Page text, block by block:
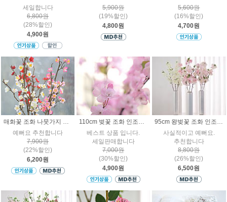
세일합니다
6,800원
(28%할인)
4,900원
5,900원
(19%할인)
4,800원
5,600원
(16%할인)
4,700원
매화꽃 조화 나뭇가지 인조나무 봄꽃 홈인테리어
예뻐요 추천합니다
7,900원
(22%할인)
6,200원
110cm 벚꽃 조화 인조나무가지
베스트 상품 입니다.
세일판매합니다
7,000원
(30%할인)
4,900원
95cm 왕벚꽃 조화 인조나무 인테리어 가지장식
사실적이고 예뻐요.
추천합니다
8,800원
(26%할인)
6,500원